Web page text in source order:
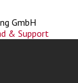
GmbH
& Support